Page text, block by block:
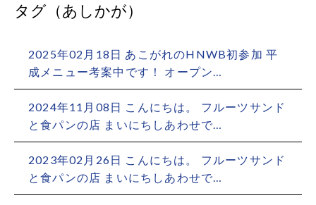
タグ（あしかが）
2025年02月18日 あこがれのHNWB初参加 平
成メニュー考案中です！ オープン…
2024年11月08日 こんにちは。 フルーツサンド
と食パンの店 まいにちしあわせで…
2023年02月26日 こんにちは。 フルーツサンド
と食パンの店 まいにちしあわせで…